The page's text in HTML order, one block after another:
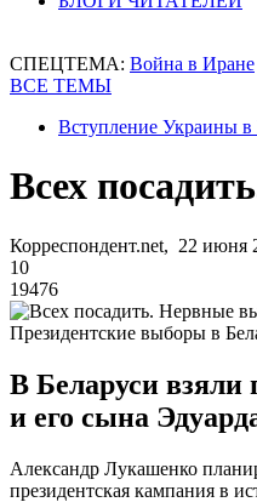
СПЕЦТЕМА: Война в Иране
ВСЕ ТЕМЫ
Вступление Украины
Всех
Корреспондент.net, 22 июня
10
19476
Президентские выборы в
В Беларуси взяли
и его сына
Александр Лукашенко
президентская кампания в